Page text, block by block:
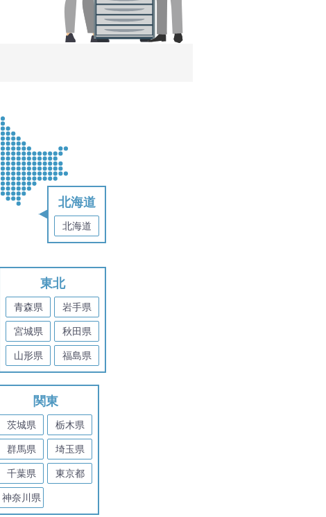
関東
茨城県 栃木県
群馬県 埼玉県
千葉県 東京都
神奈川県
東北
青森県 岩手県
宮城県 秋田県
山形県 福島県
北海道
北海道